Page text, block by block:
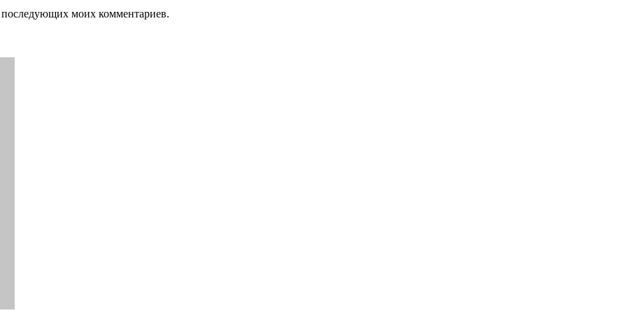
последующих моих комментариев.